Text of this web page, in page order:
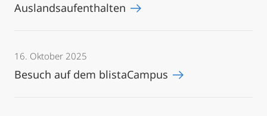
Auslandsaufenthalten
16. Oktober 2025
Besuch auf dem blistaCampus